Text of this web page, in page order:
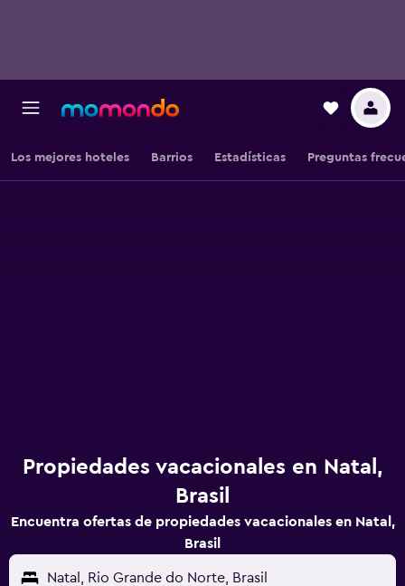
Los mejores hoteles Barrios Estadísticas Preguntas
Propiedades vacacionales en Natal,
Brasil
Encuentra ofertas de propiedades vacacionales en Natal,
Brasil
Natal, Rio Grande do Norte, Brasil